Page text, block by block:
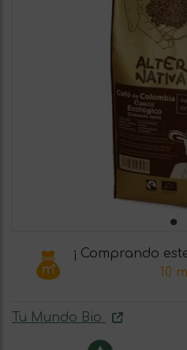
¡ Comprando
10
Tu Mundo Bio